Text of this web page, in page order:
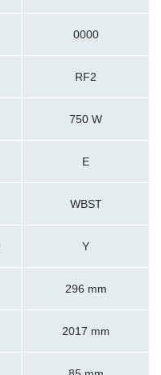
0000
RF2
750 W
E
WBST
Y
296 mm
2017 mm